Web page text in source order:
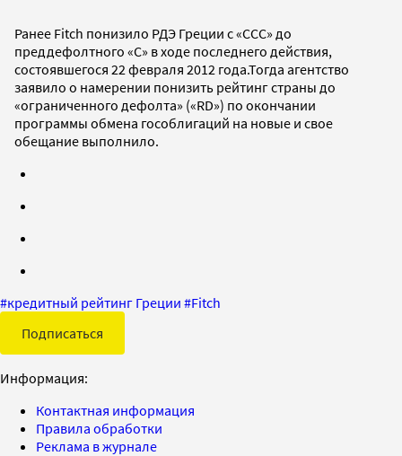
Ранее Fitch понизило РДЭ Греции с «ССС» до
преддефолтного «С» в ходе последнего действия,
состоявшегося 22 февраля 2012 года.Тогда агентство
заявило о намерении понизить рейтинг страны до
«ограниченного дефолта» («RD») по окончании
программы обмена гособлигаций на новые и свое
обещание выполнило.
#кредитный рейтинг Греции #Fitch
Подписаться
Информация:
Контактная информация
Правила обработки
Реклама в журнале